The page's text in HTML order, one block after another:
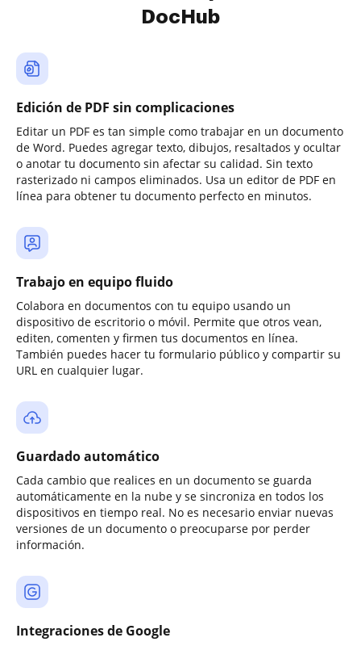
DocHub
Edición de PDF sin complicaciones
Editar un PDF es tan simple como trabajar en un documento
de Word. Puedes agregar texto, dibujos, resaltados y ocultar
o anotar tu documento sin afectar su calidad. Sin texto
rasterizado ni campos eliminados. Usa un editor de PDF en
línea para obtener tu documento perfecto en minutos.
Trabajo en equipo fluido
Colabora en documentos con tu equipo usando un
dispositivo de escritorio o móvil. Permite que otros vean,
editen, comenten y firmen tus documentos en línea.
También puedes hacer tu formulario público y compartir su
URL en cualquier lugar.
Guardado automático
Cada cambio que realices en un documento se guarda
automáticamente en la nube y se sincroniza en todos los
dispositivos en tiempo real. No es necesario enviar nuevas
versiones de un documento o preocuparse por perder
información.
Integraciones de Google